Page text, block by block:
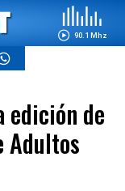
90.1 Mhz
edición de
Adultos